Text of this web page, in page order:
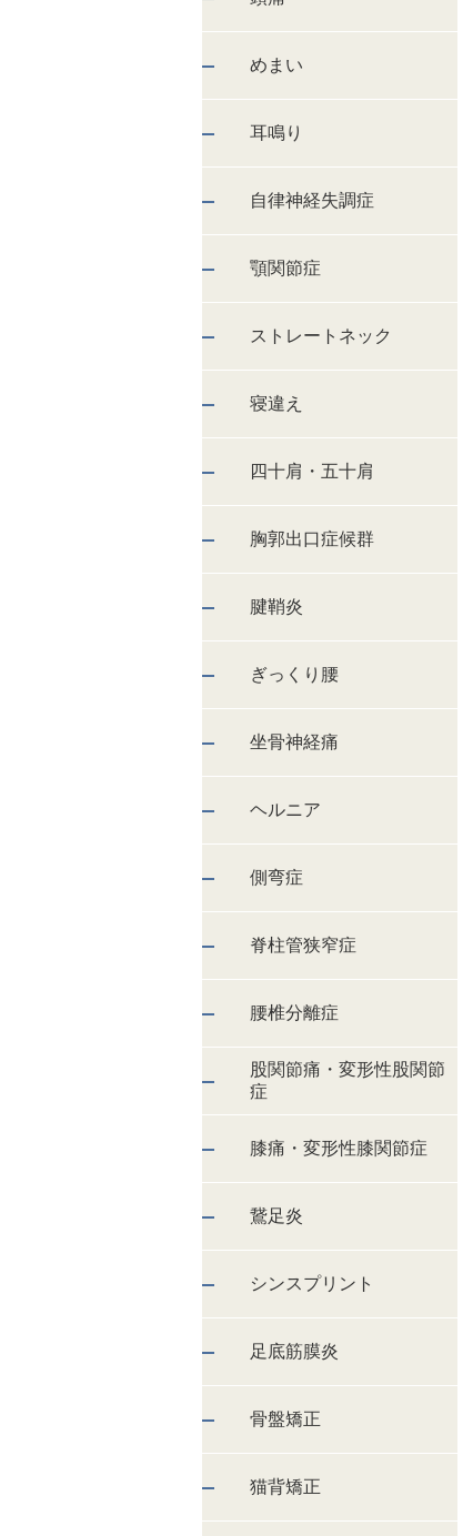
めまい
耳鳴り
自律神経失調症
顎関節症
ストレートネック
寝違え
四十肩・五十肩
胸郭出口症候群
腱鞘炎
ぎっくり腰
坐骨神経痛
ヘルニア
側弯症
脊柱管狭窄症
腰椎分離症
股関節痛・変形性股関節
症
膝痛・変形性膝関節症
鵞足炎
シンスプリント
足底筋膜炎
骨盤矯正
猫背矯正